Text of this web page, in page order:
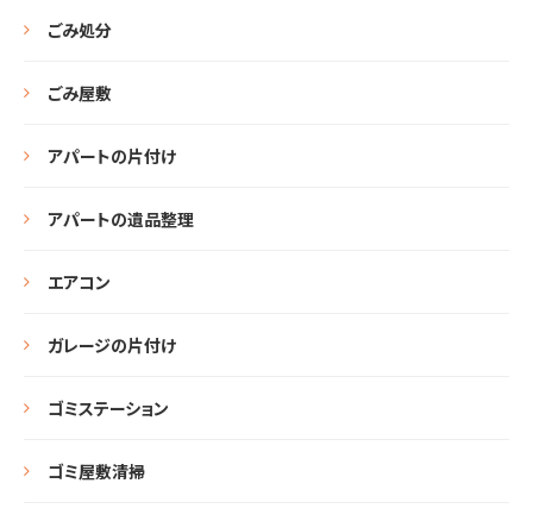
ごみ処分
ごみ屋敷
アパートの片付け
アパートの遺品整理
エアコン
ガレージの片付け
ゴミステーション
ゴミ屋敷清掃